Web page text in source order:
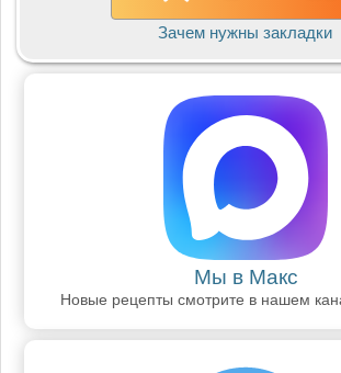
Зачем нужны закладки
Мы в Макс
Новые рецепты смотрите в нашем